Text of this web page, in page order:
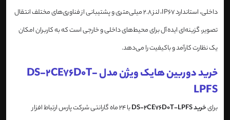
داخلی، استاندارد IP67، لنز 2.8 میلی‌متری و پشتیبانی از فناوری‌های مختلف انتقال
تصویر، گزینه‌ای ایده‌آل برای محیط‌های داخلی و خارجی است که به کاربران امکان
یک نظارت کارآمد و باکیفیت را می‌دهد.
خرید دوربین هایک ویژن مدل DS-2CE76D0T-
LPFS
برایخرید DS-2CE76D0T-LPFS
با 24 ماه گارانتی شرکت پارس ارتباط افزار